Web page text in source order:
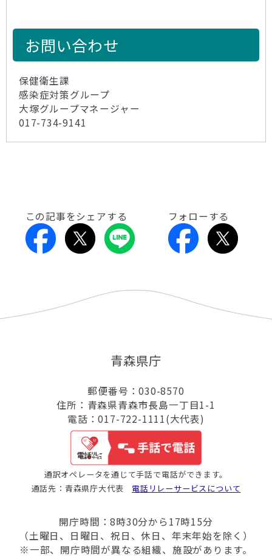
お問い合わせ
保健衛生課
感染症対策グループ
大塚グループマネージャー
017-734-9141
この記事をシェアする フォローする
青森県庁
郵便番号：030-8570
住所：青森県青森市長島一丁目1-1
電話：017-722-1111(大代表)
通訳オペレータを通じて手話で電話ができます。
通話先：青森県庁大代表 電話リレーサービスについて
開庁時間：8時30分から17時15分
（土曜日、日曜日、祝日、休日、年末年始を除く）
※一部、開庁時間が異なる組織、施設があります。